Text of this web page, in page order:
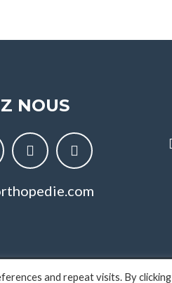
NOUS
and repeat visits. By clicking